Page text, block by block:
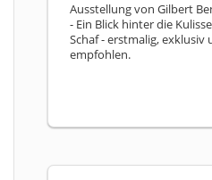
Ausstellung von Gilbert
- Ein Blick hinter die
Schaf - erstmalig, exklusiv
empfohlen.